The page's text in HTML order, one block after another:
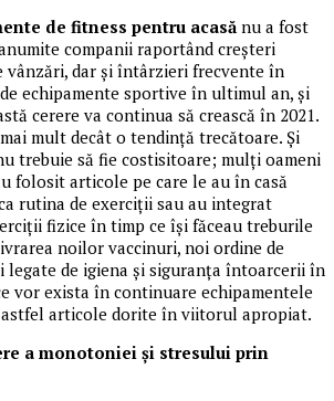
de fitness pentru acasă nu a fost
companii raportând creșteri
vânzări, dar și întârzieri frecvente în
echipamente sportive în ultimul an, și
cerere va continua să crească în 2021.
mult decât o tendință trecătoare. Și
trebuie să fie costisitoare; mulți oameni
folosit articole pe care le au în casă
rutina de exerciții sau au integrat
fizice în timp ce își făceau treburile
noilor vaccinuri, noi ordine de
legate de igiena și siguranța întoarcerii în
vor exista în continuare echipamentele
astfel articole dorite în viitorul apropiat.
a monotoniei și stresului prin